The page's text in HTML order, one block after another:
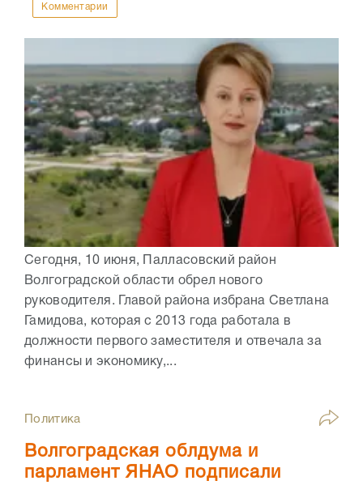
Комментарии
Сегодня, 10 июня, Палласовский район
Волгоградской области обрел нового
руководителя. Главой района избрана Светлана
Гамидова, которая с 2013 года работала в
должности первого заместителя и отвечала за
финансы и экономику,...
Политика
Волгоградская облдума и
парламент ЯНАО подписали